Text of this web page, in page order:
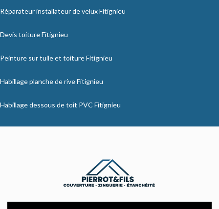
Réparateur installateur de velux Fitignieu
Devis toiture Fitignieu
Peinture sur tuile et toiture Fitignieu
Habillage planche de rive Fitignieu
Habillage dessous de toit PVC Fitignieu